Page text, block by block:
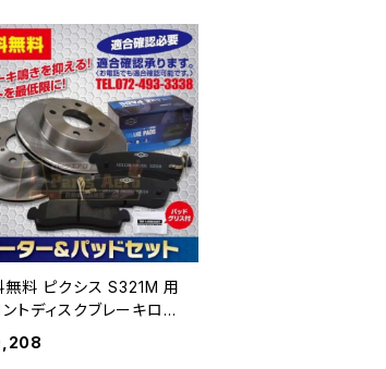
無料 ピクシス S321M 用
トディスクブレーキロー
ッドセット PA512 （ＣＡ
/専用グリス付車体番号必